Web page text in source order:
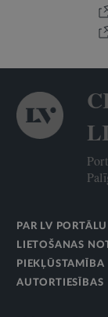
PAR LV PORTĀLU
LIETOŠANAS
PIEKĻŪSTAMĪBA
AUTORTIESĪBAS